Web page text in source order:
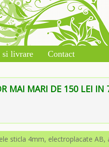
si livrare Contact
MAI MARI DE 150 LEI IN
sticla 4mm, electroplacate AB,